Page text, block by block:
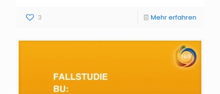
3 Mehr erfahren